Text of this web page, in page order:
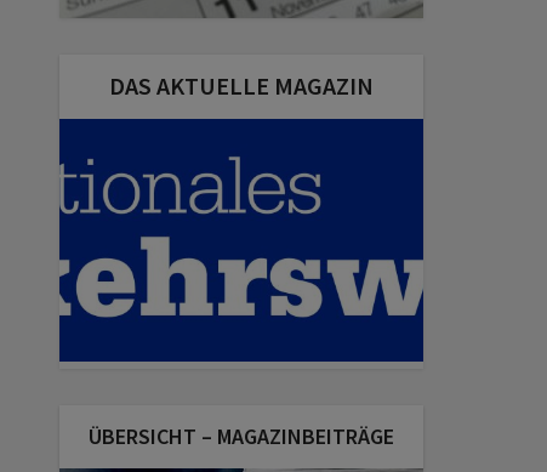
DAS AKTUELLE MAGAZIN
ÜBERSICHT – MAGAZINBEITRÄGE